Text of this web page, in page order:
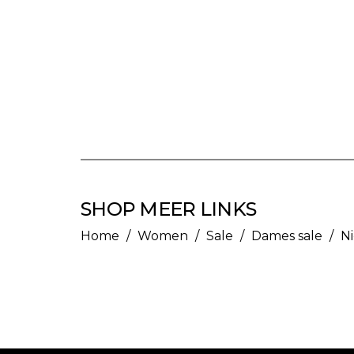
SHOP MEER LINKS
Home / Women / Sale / Dames sale /